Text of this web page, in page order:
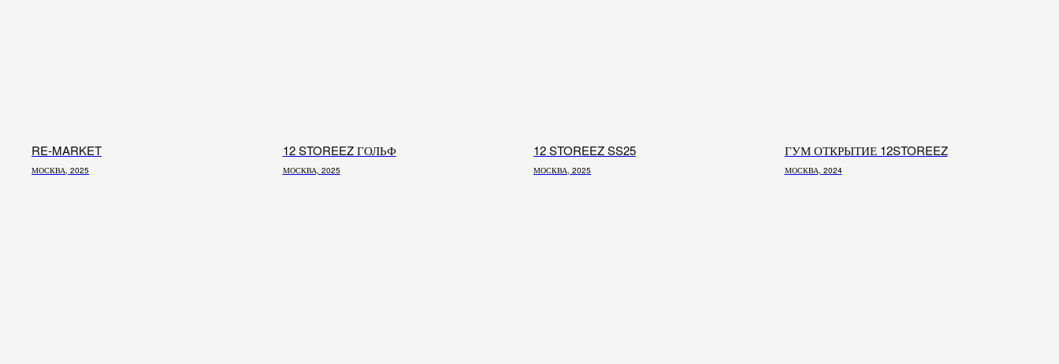
RE-MARKET
МОСКВА, 2025
12 STOREEZ ГОЛЬФ
МОСКВА, 2025
12 STOREEZ SS25
МОСКВА, 2025
ГУМ ОТКРЫТИЕ 12STOREEZ
МОСКВА, 2024